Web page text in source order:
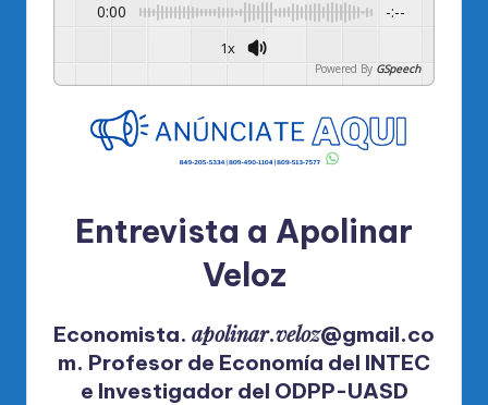
0:00 -:--
1x
Powered By GSpeech
Entrevista a Apolinar
Veloz
Economista. apolinar.veloz@gmail.co
m. Profesor de Economía del INTEC
e Investigador del ODPP-UASD